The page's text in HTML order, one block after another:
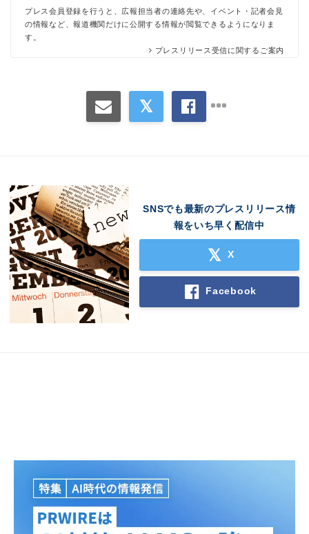
プレス会員登録を行うと、広報担当者の連絡先や、イベント・記者会見
の情報など、報道機関だけに公開する情報が閲覧できるようになりま
す。
プレスリリース受信に関するご案内
SNSでも最新のプレスリリース情
報をいち早く配信中
X
Facebook